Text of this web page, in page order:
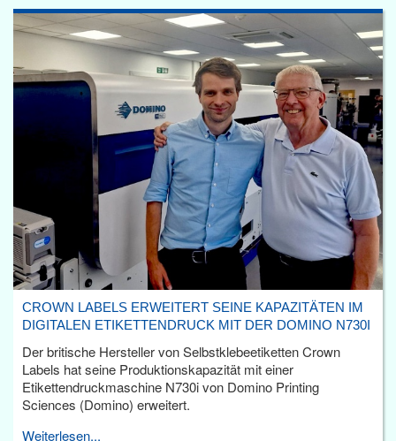
CROWN LABELS ERWEITERT SEINE KAPAZITÄTEN IM
DIGITALEN ETIKETTENDRUCK MIT DER DOMINO N730I
Der britische Hersteller von Selbstklebeetiketten Crown
Labels hat seine Produktionskapazität mit einer
Etikettendruckmaschine N730i von Domino Printing
Sciences (Domino) erweitert.
Weiterlesen...